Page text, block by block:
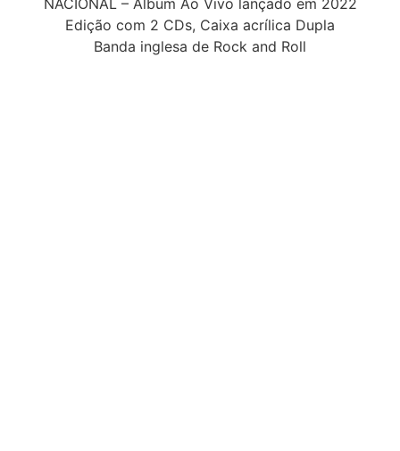
Edição com 2 CDs, Caixa acrílica Dupla
Banda inglesa de Rock and Roll